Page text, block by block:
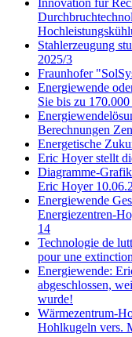
Stahlerzeugung
2025/3
Fraunhofer
Energiewende
Sie bis zu
Berechnungen
Energetische
Eric Hoyer stellt
Diagramme-
Eric Hoyer
Energiewende
Energiezentren-
14
Technologie de
pour une
Energiewende:
abgeschlossen,
wurde!
Wärmezentrum-
Hohlkugeln vers.